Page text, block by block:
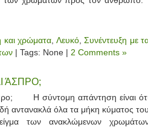
και χρώματα Λευκό,Συνέντευξη με
| Tags: None | 2 Comments »
ΆΣΠΡΟ;
Η σύντομη απάντηση είναι
αντανακλά όλα τα μήκη κύματος
των ανακλώμενων